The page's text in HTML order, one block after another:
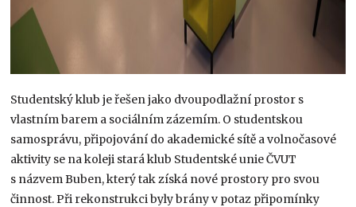
Studentský klub je řešen jako dvoupodlažní prostor s
vlastním barem a sociálním zázemím. O studentskou
samosprávu, připojování do akademické sítě a volnočasové
aktivity se na koleji stará klub Studentské unie ČVUT
s názvem Buben, který tak získá nové prostory pro svou
činnost. Při rekonstrukci byly brány v potaz připomínky